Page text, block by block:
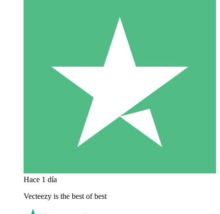
Hace 1 día
Vecteezy is the best of best